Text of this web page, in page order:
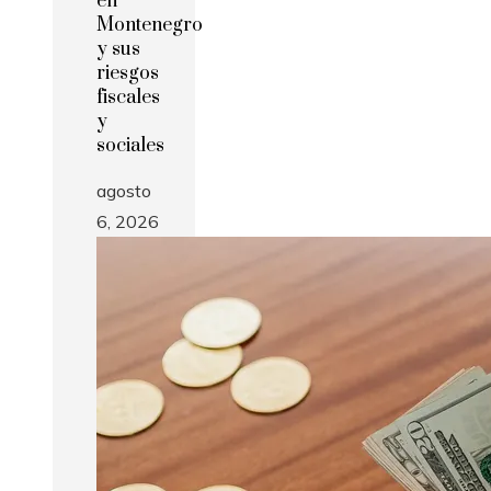
Montenegro
y sus
riesgos
fiscales
y
sociales
agosto
6, 2026